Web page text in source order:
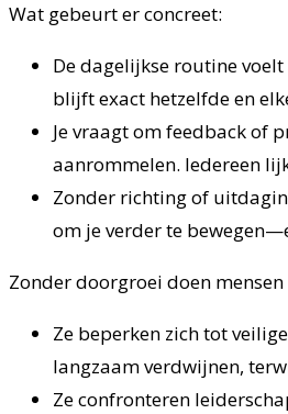
Wat gebeurt er concreet:
De dagelijkse routine
blijft exact hetzelfde en
Je vraagt om feedback of
aanrommelen. Iedereen
Zonder richting of
om je verder te
Zonder doorgroei doen mensen
Ze beperken zich tot
langzaam verdwijnen,
Ze confronteren